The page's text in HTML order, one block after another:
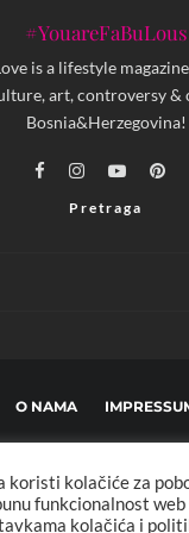
#YouareFaBuLous
is a lifestyle
art, controversy &
Bosnia&Herzegovina!
Pretraga
O NAMA
koristi kolačiće za
funkcionalnost
kolačića i